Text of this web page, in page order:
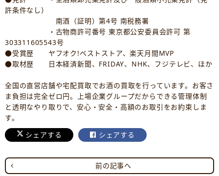
許条件なし）
南酒（証明）第4号 南税務署
・古物商許可番号 東京都公安委員会許可 第
303311605543号
●受賞歴 ヤフオク!ベストストア、楽天月間MVP
●取材歴 日本経済新聞、FRIDAY、NHK、フジテレビ、ほか
全国の直営店舗や宅配買取でお酒の買取を行っています。お客さ
ま負担は完全ゼロ円。上場企業グループだからできる管理体制
と透明なやり取りで、安心・安全・高額のお取引をお約束しま
す。
シェアする
シェアする
前の記事へ